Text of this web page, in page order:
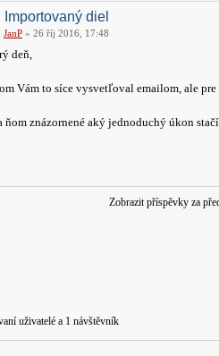
Importovaný diel
JanP » 26 říj 2016, 17:48
deň,
Vám to síce vysvetľoval emailom, ale
ňom znázornené aký jednoduchý úkon
Zobrazit příspěvky za
uživatelé a 1 návštěvník